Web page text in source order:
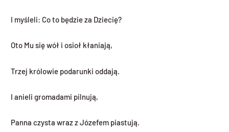
I myśleli: Co to będzie za Dziecię?
Oto Mu się wół i osioł kłaniają,
Trzej królowie podarunki oddają.
I anieli gromadami pilnują,
Panna czysta wraz z Józefem piastują.